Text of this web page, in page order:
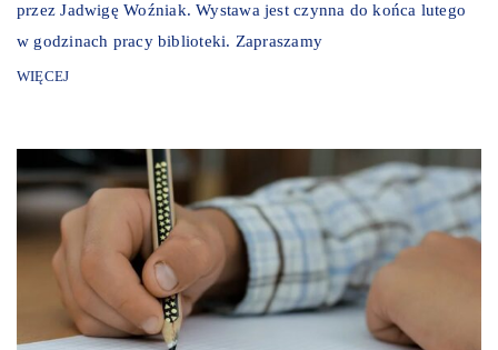
przez Jadwigę Woźniak. Wystawa jest czynna do końca lutego
w godzinach pracy biblioteki. Zapraszamy
WIĘCEJ